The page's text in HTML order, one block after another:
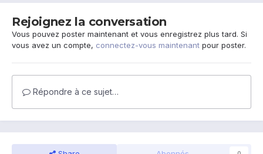
Rejoignez la conversation
Vous pouvez poster maintenant et vous enregistrez plus tard. Si
vous avez un compte, connectez-vous maintenant pour poster.
Répondre à ce sujet…